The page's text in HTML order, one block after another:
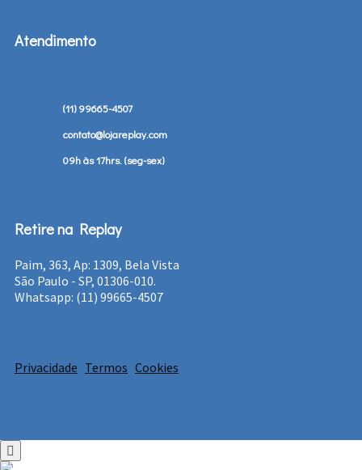
Atendimento
(11) 99665-4507
contato@lojareplay.com
09h às 17hrs. (seg-sex)
Retire na Replay
Paim, 363, Ap: 1309, Bela Vista
São Paulo - SP, 01306-010.
Whatsapp: (11) 99665-4507
Privacidade Termos Cookies